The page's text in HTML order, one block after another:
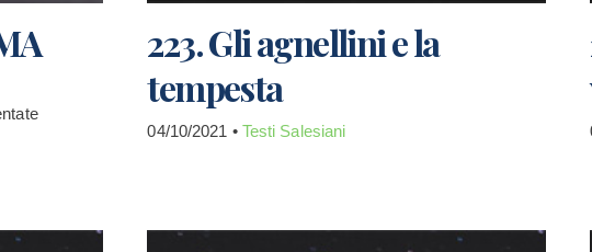
223. Gli agnellini e la
tempesta
04/10/2021 • Testi Salesiani